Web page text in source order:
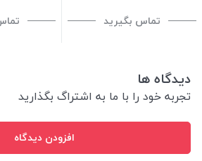
تماس بگیرید
دیدگاه ها
تجربه خود را با ما به اشتراگ بگذارید
افزودن دیدگاه